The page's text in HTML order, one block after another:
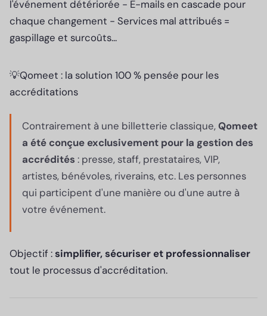
l'événement détériorée - E-mails en cascade pour
chaque changement - Services mal attribués =
gaspillage et surcoûts...
💡Qomeet : la solution 100 % pensée pour les
accréditations
Contrairement à une billetterie classique,Qomeet
a été conçue exclusivement pour la gestion des
accrédités : presse, staff, prestataires, VIP,
artistes, bénévoles, riverains, etc. Les personnes
qui participent d'une manière ou d'une autre à
votre événement.
Objectif :simplifier, sécuriser et professionnaliser
tout le processus d'accréditation.